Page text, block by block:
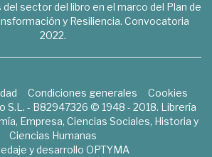
sector del libro en el marco del Plan de
y Resiliencia. Convocatoria
2022.
Condiciones generales
Cookies
S.L. - B82947326 © 1948 - 2018. Librería
Empresa, Ciencias Sociales, Historia y
Ciencias Humanas
y desarrollo OPTYMA